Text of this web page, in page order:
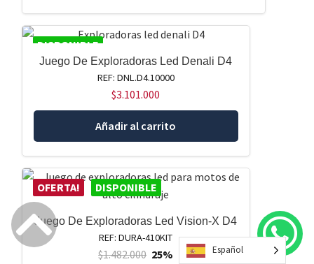
DISPONIBLE
Juego De Exploradoras Led Denali D4
REF: DNL.D4.10000
$3.101.000
Añadir al carrito
OFERTA! DISPONIBLE
Juego De Exploradoras Led Vision-X D4
REF: DURA-410KIT
$1.482.000 25% Español